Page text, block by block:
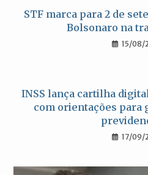
STF marca para 2 de
Bolsonaro na
15/08/
INSS lança cartilha
com orientações para
17/09/